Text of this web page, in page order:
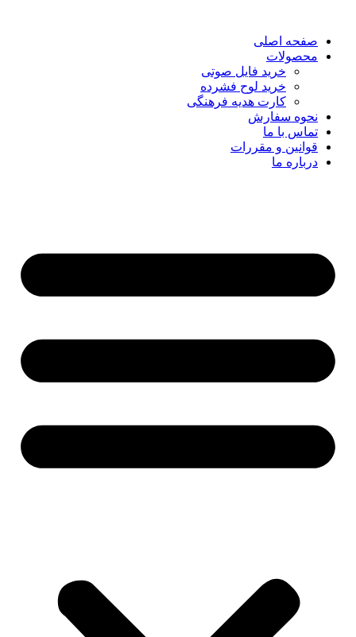
صفحه اصلی
محصولات
خرید فایل صوتی
خرید لوح فشرده
کارت هدیه فرهنگی
نحوه سفارش
تماس با ما
قوانین و مقررات
درباره ما